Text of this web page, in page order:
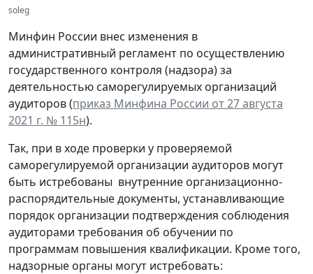
soleg
Минфин России внес изменения в
административный регламент по осуществлению
государственного контроля (надзора) за
деятельностью саморегулируемых организаций
аудиторов (приказ Минфина России от 27 августа
2021 г. № 115н).
Так, при в ходе проверки у проверяемой
саморегулируемой организации аудиторов могут
быть истребованы внутренние организационно-
распорядительные документы, устанавливающие
порядок организации подтверждения соблюдения
аудиторами требования об обучении по
программам повышения квалификации. Кроме того,
надзорные органы могут истребовать: